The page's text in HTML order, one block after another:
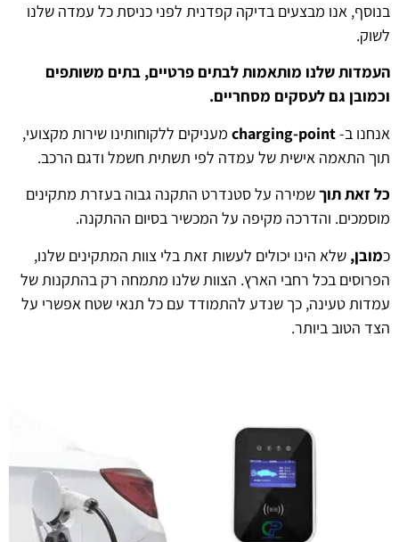
בנוסף, אנו מבצעים בדיקה קפדנית לפני כניסת כל עמדה שלנו
לשוק.
העמדות שלנו מותאמות לבתים פרטיים, בתים משותפים
וכמובן גם לעסקים מסחריים.
אנחנו ב-
מעניקים ללקוחותינו שירות מקצועי,
תוך התאמה אישית של עמדה לפי תשתית חשמל ודגם הרכב.
כל זאת תוךשמירה על סטנדרט התקנה גבוה בעזרת מתקינים
מוסמכים. והדרכה מקיפה על המכשיר בסיום ההתקנה.
כמובן, שלא הינו יכולים לעשות זאת בלי צוות המתקינים שלנו,
הפרוסים בכל רחבי הארץ. הצוות שלנו מתמחה רק בהתקנות של
עמדות טעינה, כך שנדע להתמודד עם כל תנאי שטח אפשרי על
הצד הטוב ביותר.